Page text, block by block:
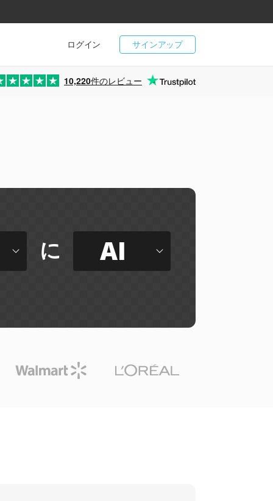
サインアップ
ログイン
10,220件のレビュー
に AI